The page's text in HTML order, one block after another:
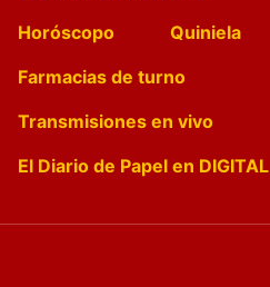
Horóscopo
Quiniela
Farmacias de turno
Transmisiones en vivo
El Diario de Papel en DIGITAL